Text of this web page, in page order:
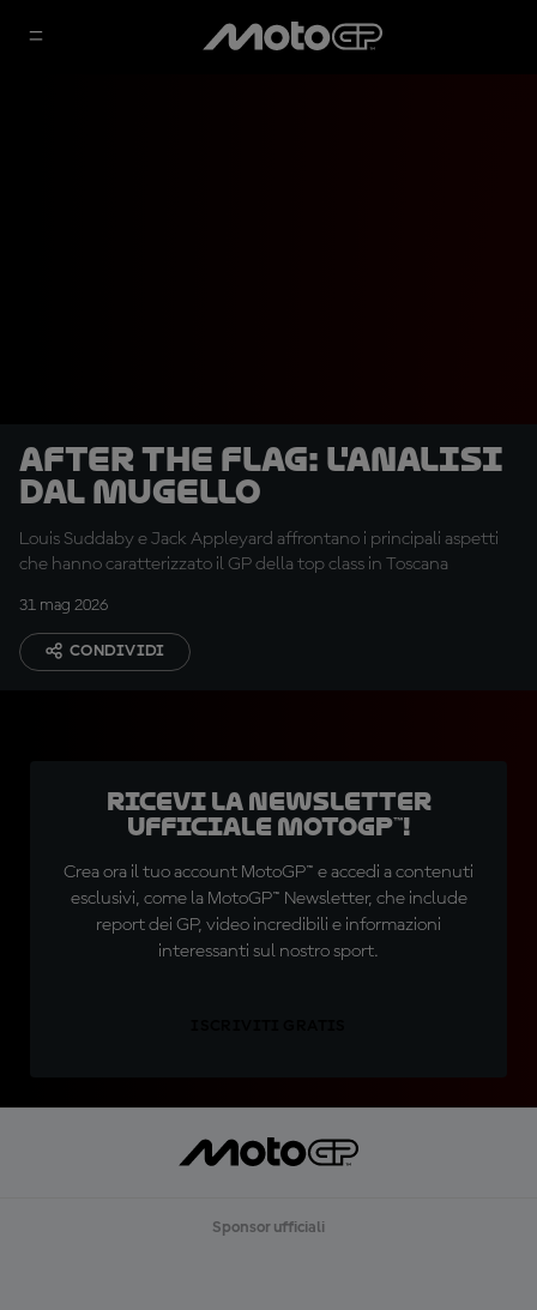
After the Flag: l'analisi
dal Mugello
Louis Suddaby e Jack Appleyard affrontano i principali aspetti
che hanno caratterizzato il GP della top class in Toscana
31 mag 2026
CONDIVIDI
Ricevi la newsletter
ufficiale MotoGP™!
Crea ora il tuo account MotoGP™ e accedi a contenuti
esclusivi, come la MotoGP™ Newsletter, che include
report dei GP, video incredibili e informazioni
interessanti sul nostro sport.
Sponsor ufficiali